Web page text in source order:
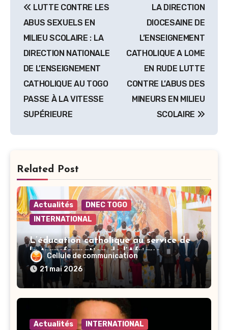
de
l’article
LUTTE CONTRE LES
ABUS SEXUELS EN
MILIEU SCOLAIRE : LA
DIRECTION NATIONALE
DE L’ENSEIGNEMENT
CATHOLIQUE AU TOGO
PASSE À LA VITESSE
SUPÉRIEURE
LA DIRECTION
DIOCESAINE DE
L’ENSEIGNEMENT
CATHOLIQUE A LOME
EN RUDE LUTTE
CONTRE L’ABUS DES
MINEURS EN MILIEU
SCOLAIRE
Related Post
Actualités
DNEC TOGO
INTERNATIONAL
L’éducation catholique au service de
la transformation de l’Afrique
Cellule de communication
21 mai 2026
Actualités INTERNATIONAL